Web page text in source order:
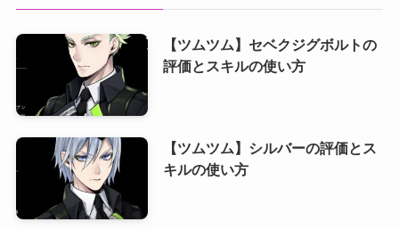
【ツムツム】セベクジグボルトの
評価とスキルの使い方
【ツムツム】シルバーの評価とス
キルの使い方